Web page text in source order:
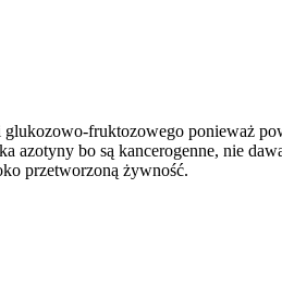
fruktozowego ponieważ
bo są kancerogenne, nie
przetworzoną żywność.